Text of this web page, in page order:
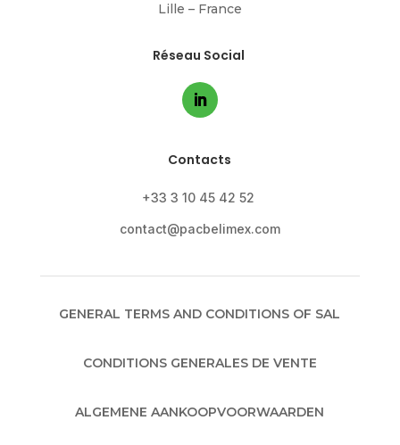
Lille – France
Réseau Social
Contacts
+33 3 10 45 42 52
contact@pacbelimex.com
GENERAL TERMS AND CONDITIONS OF SAL
CONDITIONS GENERALES DE VENTE
ALGEMENE AANKOOPVOORWAARDEN